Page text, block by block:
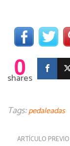
0
shares
Tags:pedaleadas
ARTÍCULO PREVIO